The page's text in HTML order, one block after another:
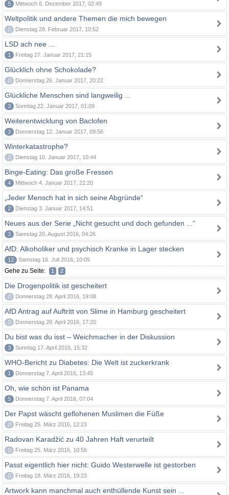
5 Mittwoch 6. Dezember 2017, 02:49
Weltpolitik und andere Themen die mich bewegen
0 Dienstag 28. Februar 2017, 10:52
LSD ach nee ...
1 Freitag 27. Januar 2017, 21:15
Glücklich ohne Schokolade?
0 Donnerstag 26. Januar 2017, 20:22
Glückliche Menschen sind langweilig ...
3 Sonntag 22. Januar 2017, 01:09
Weiterentwicklung von Baclofen
3 Donnerstag 12. Januar 2017, 09:56
Winterkatastrophe?
0 Dienstag 10. Januar 2017, 10:44
Binge-Eating: Das große Fressen
4 Mittwoch 4. Januar 2017, 22:20
„Jeder Mensch hat in sich seine Abgründe“
2 Dienstag 3. Januar 2017, 14:51
Neues aus der Serie „Nicht gesucht und doch gefunden ...“
3 Samstag 20. August 2016, 04:26
AfD: Alkoholiker und psychisch Kranke in Lager stecken
12 Samstag 16. Juli 2016, 10:05
Gehe zu Seite: 1 2
Die Drogenpolitik ist gescheitert
0 Donnerstag 28. April 2016, 19:08
AfD Antrag auf Auftritt von Slime in Hamburg gescheitert
0 Donnerstag 28. April 2016, 17:20
Du bist was du isst – Weichmacher in der Diskussion
3 Sonntag 17. April 2016, 15:32
WHO-Bericht zu Diabetes: Die Welt ist zuckerkrank
1 Donnerstag 7. April 2016, 13:45
Oh, wie schön ist Panama
5 Donnerstag 7. April 2016, 07:04
Der Papst wäscht geflohenen Muslimen die Füße
0 Freitag 25. März 2016, 12:23
Radovan Karadžić zu 40 Jahren Haft verurteilt
0 Freitag 25. März 2016, 10:56
Passt eigentlich hier nicht: Guido Westerwelle ist gestorben
0 Freitag 18. März 2016, 19:23
Artwork kann manchmal auch enthüllende Kunst sein ...